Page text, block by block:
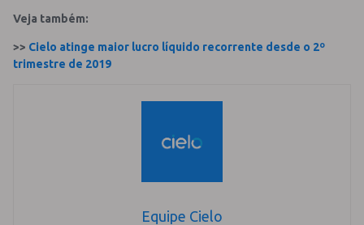
Veja também:
>> Cielo atinge maior lucro líquido recorrente desde o 2º
trimestre de 2019
Equipe Cielo